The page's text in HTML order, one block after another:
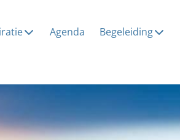
Agenda Begeleiding